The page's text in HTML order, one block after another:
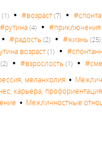
(1) •#возраст(7) •
#рутина (4) •
•#радость (2) •#жизнь (25)
возраст(1) •
(2) •#взрослость (1) •
меланхолия •
карьера,
• Межличностные